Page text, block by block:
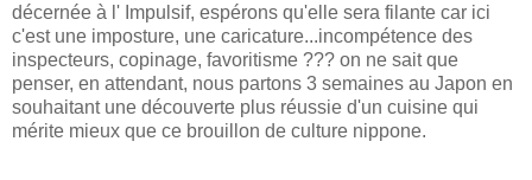
décernée à l' Impulsif, espérons qu'elle sera filante car ici
c'est une imposture, une caricature...incompétence des
inspecteurs, copinage, favoritisme ??? on ne sait que
penser, en attendant, nous partons 3 semaines au Japon en
souhaitant une découverte plus réussie d'un cuisine qui
mérite mieux que ce brouillon de culture nippone.